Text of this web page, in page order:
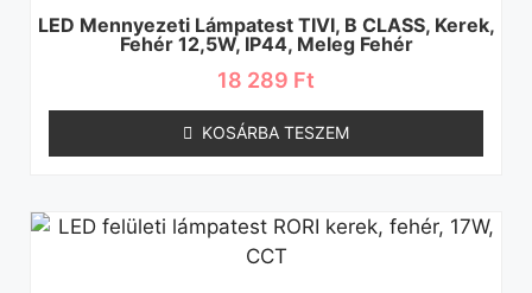
LED Mennyezeti Lámpatest TIVI, B CLASS, Kerek,
Fehér 12,5W, IP44, Meleg Fehér
18 289 Ft
KOSÁRBA TESZEM